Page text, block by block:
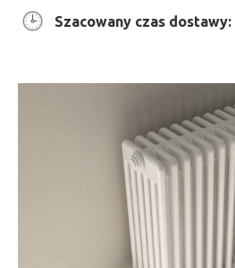
Szacowany czas dostawy: